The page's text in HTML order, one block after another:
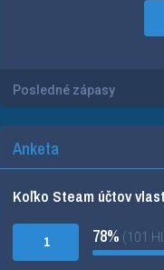
Posledné zápasy
Anketa
Koľko Steam účtov
1 78% (101